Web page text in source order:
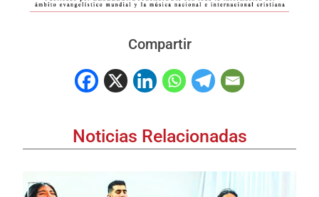
Compartir
Noticias Relacionadas